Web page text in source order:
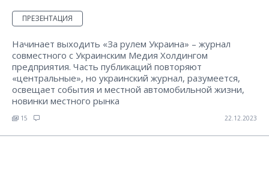
ПРЕЗЕНТАЦИЯ
Начинает выходить «За рулем Украина» – журнал
совместного с Украинским Медия Холдингом
предприятия. Часть публикаций повторяют
«центральные», но украинский журнал, разумеется,
освещает события и местной автомобильной жизни,
новинки местного рынка
15 22.12.2023